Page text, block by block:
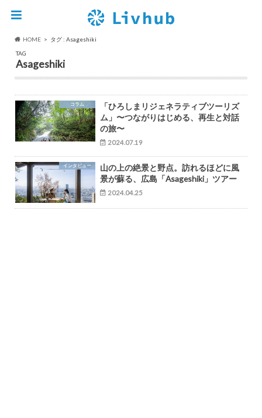
HOME
タグ : Asageshiki
TAG
Asageshiki
コラム
「ひろしまリジェネラティブツーリズ
ム」〜つながりはじめる、再生と対話
の旅〜
2024.07.19
インタビュー
山の上の絶景と野点。訪れるほどに風
景が蘇る、広島「Asageshiki」ツアー
2024.04.25